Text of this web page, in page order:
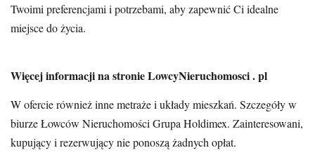
Twoimi preferencjami i potrzebami, aby zapewnić Ci idealne
miejsce do życia.
Więcej informacji na stronie LowcyNieruchomosci . pl
W ofercie również inne metraże i układy mieszkań. Szczegóły w
biurze Łowców Nieruchomości Grupa Holdimex. Zainteresowani,
kupujący i rezerwujący nie ponoszą żadnych opłat.